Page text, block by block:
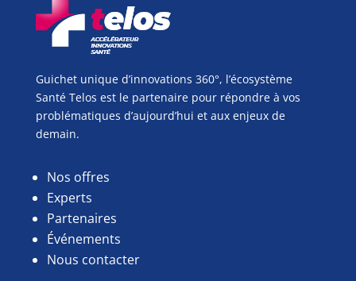
Guichet unique d’innovations 360°, l’écosystème
Santé Telos est le partenaire pour répondre à vos
problématiques d’aujourd’hui et aux enjeux de
demain.
Nos offres
Experts
Partenaires
Événements
Nous contacter